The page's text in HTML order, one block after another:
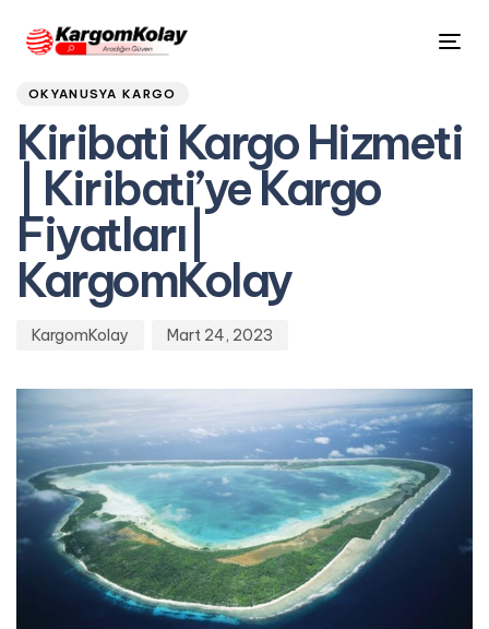
PUBLISHED
IN:
OKYANUSYA KARGO
Kiribati Kargo Hizmeti
| Kiribati’ye Kargo
Fiyatları|
KargomKolay
Author
KargomKolay
Published
on:
Mart 24, 2023